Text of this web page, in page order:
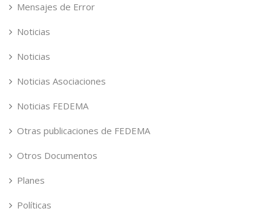
Mensajes de Error
Noticias
Noticias
Noticias Asociaciones
Noticias FEDEMA
Otras publicaciones de FEDEMA
Otros Documentos
Planes
Políticas